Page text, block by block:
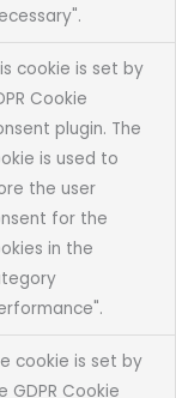
cookie is set by
Cookie
plugin. The
is used to
the user
for the
in the
cookie is set by
GDPR Cookie